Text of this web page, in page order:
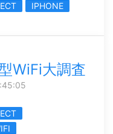
IPHONE
WiFi大調査